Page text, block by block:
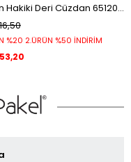
Kadın Hakiki Deri Cüzdan 65120-Hardal
%20 2.ÜRÜN %50 İNDİRİM